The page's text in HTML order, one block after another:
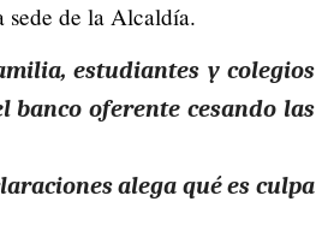
sede de la Alcaldía.
estudiantes y colegios
banco oferente cesando las
alega qué es culpa